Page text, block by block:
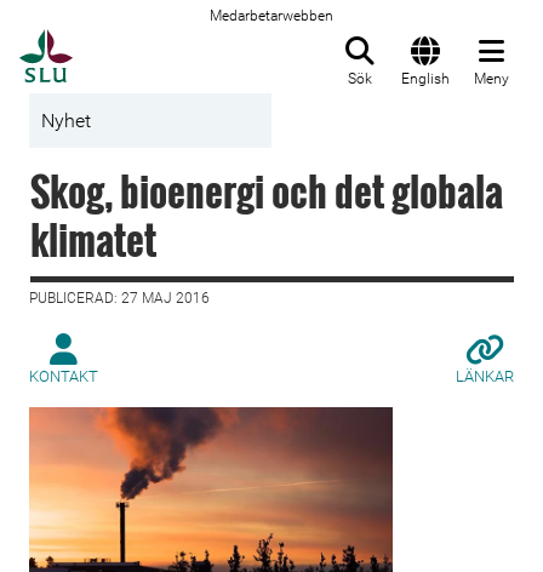
Medarbetarwebben
Sök English Meny
Nyhet
Skog, bioenergi och det globala
klimatet
PUBLICERAD: 27 MAJ 2016
KONTAKT LÄNKAR